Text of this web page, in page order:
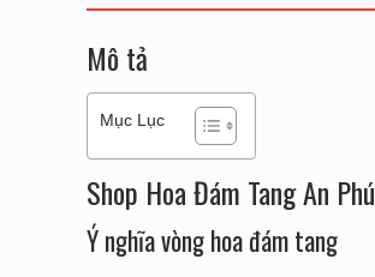
Mô tả
Mục Lục
Shop Hoa Đám Tang An Phú
Ý nghĩa vòng hoa đám tang